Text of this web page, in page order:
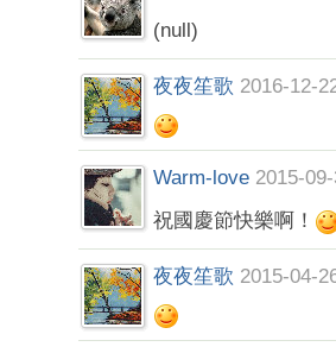
(null)
夜夜笙歌 2016-12-
Warm-love 2015-
祝國慶節快樂啊！
夜夜笙歌 2015-04-